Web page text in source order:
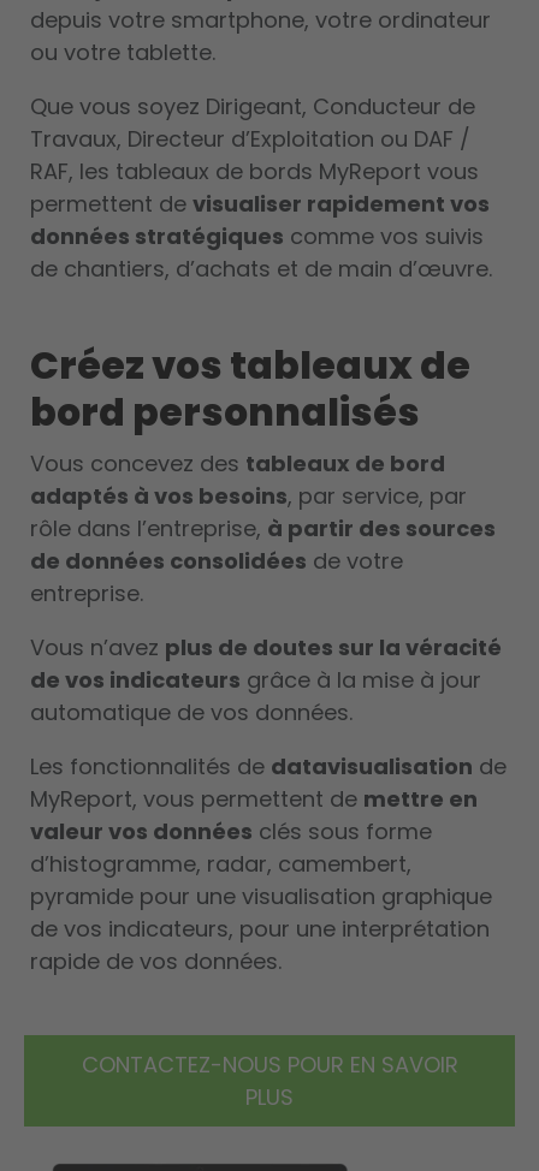
depuis votre smartphone, votre ordinateur
ou votre tablette.
Que vous soyez Dirigeant, Conducteur de
Travaux, Directeur d’Exploitation ou DAF /
RAF, les tableaux de bords MyReport vous
permettent de visualiser rapidement vos
données stratégiques comme vos suivis
de chantiers, d’achats et de main d’œuvre.
Créez vos tableaux de
bord personnalisés
Vous concevez des tableaux de bord
adaptés à vos besoins, par service, par
rôle dans l’entreprise, à partir des sources
de données consolidées de votre
entreprise.
Vous n’avez plus de doutes sur la véracité
de vos indicateurs grâce à la mise à jour
automatique de vos données.
Les fonctionnalités de datavisualisation de
MyReport, vous permettent de mettre en
valeur vos données clés sous forme
d’histogramme, radar, camembert,
pyramide pour une visualisation graphique
de vos indicateurs, pour une interprétation
rapide de vos données.
CONTACTEZ-NOUS POUR EN SAVOIR
PLUS